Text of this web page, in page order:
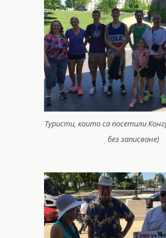
Туристи, които са посетили
без записване)